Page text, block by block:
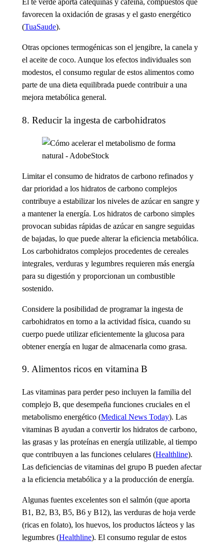
El té verde aporta catequinas y cafeína, compuestos que
favorecen la oxidación de grasas y el gasto energético
(TuaSaude).
Otras opciones termogénicas son el jengibre, la canela y
el aceite de coco. Aunque los efectos individuales son
modestos, el consumo regular de estos alimentos como
parte de una dieta equilibrada puede contribuir a una
mejora metabólica general.
8. Reducir la ingesta de carbohidratos
Limitar el consumo de hidratos de carbono refinados y
dar prioridad a los hidratos de carbono complejos
contribuye a estabilizar los niveles de azúcar en sangre y
a mantener la energía. Los hidratos de carbono simples
provocan subidas rápidas de azúcar en sangre seguidas
de bajadas, lo que puede alterar la eficiencia metabólica.
Los carbohidratos complejos procedentes de cereales
integrales, verduras y legumbres requieren más energía
para su digestión y proporcionan un combustible
sostenido.
Considere la posibilidad de programar la ingesta de
carbohidratos en torno a la actividad física, cuando su
cuerpo puede utilizar eficientemente la glucosa para
obtener energía en lugar de almacenarla como grasa.
9. Alimentos ricos en vitamina B
Las vitaminas para perder peso incluyen la familia del
complejo B, que desempeña funciones cruciales en el
metabolismo energético (Medical News Today). Las
vitaminas B ayudan a convertir los hidratos de carbono,
las grasas y las proteínas en energía utilizable, al tiempo
que contribuyen a las funciones celulares (Healthline).
Las deficiencias de vitaminas del grupo B pueden afectar
a la eficiencia metabólica y a la producción de energía.
Algunas fuentes excelentes son el salmón (que aporta
B1, B2, B3, B5, B6 y B12), las verduras de hoja verde
(ricas en folato), los huevos, los productos lácteos y las
legumbres (Healthline). El consumo regular de estos